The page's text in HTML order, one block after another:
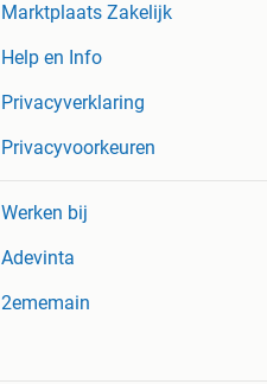
Marktplaats Zakelijk
Help en Info
Privacyverklaring
Privacyvoorkeuren
Werken bij
Adevinta
2ememain